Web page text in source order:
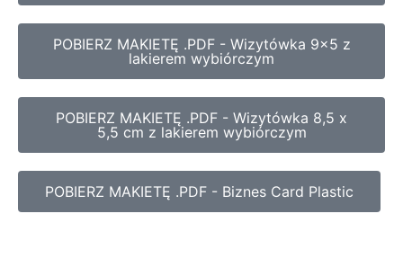
POBIERZ MAKIETĘ .PDF - Wizytówka 9x5 z
lakierem wybiórczym
POBIERZ MAKIETĘ .PDF - Wizytówka 8,5 x
5,5 cm z lakierem wybiórczym
POBIERZ MAKIETĘ .PDF - Biznes Card Plastic